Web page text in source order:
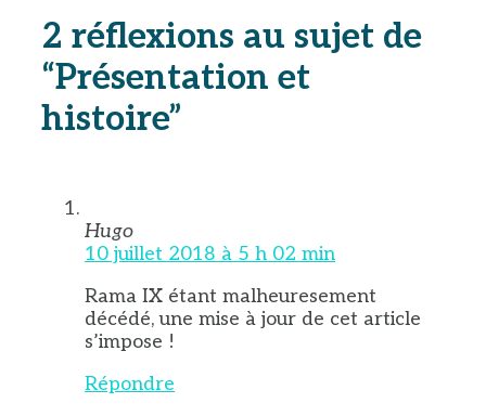
2 réflexions au sujet de
“Présentation et
histoire”
Hugo
10 juillet 2018 à 5 h 02 min
Rama IX étant malheuresement
décédé, une mise à jour de cet article
s’impose !
Répondre